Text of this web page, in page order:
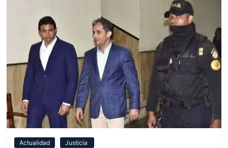
Actualidad Justicia